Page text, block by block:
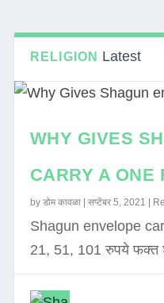
RELIGION Latest
WHY GIVES
CARRY A ONE
by डोम कावळा| सप्टेंबर 5, 2021
Shagun envelope
21, 51, 101 रुपये फक्त